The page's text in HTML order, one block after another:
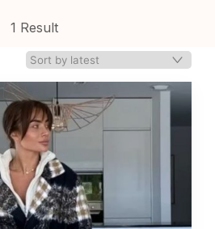
1 Result